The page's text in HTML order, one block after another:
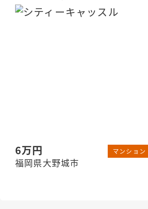
6万円 マンション
福岡県大野城市